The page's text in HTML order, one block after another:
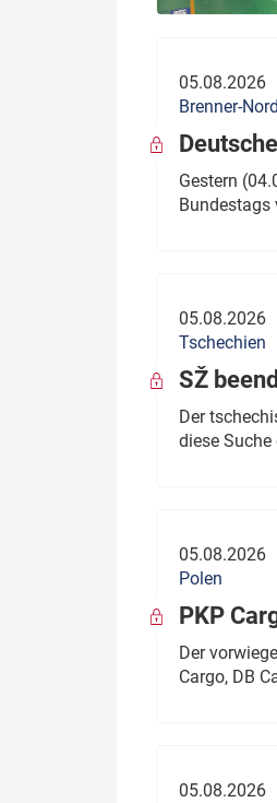
05.08.2026
Brenner-
Gestern
05.08.2026
Tschechien
SŽ
Der
diese
05.08.2026
Polen
PKP
Der
Cargo, DB
05.08.2026